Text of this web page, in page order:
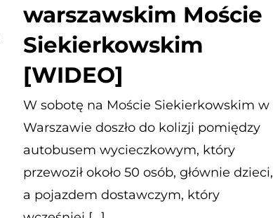
warszawskim Moście
Siekierkowskim
[WIDEO]
W sobotę na Moście Siekierkowskim w
Warszawie doszło do kolizji pomiędzy
autobusem wycieczkowym, który
przewoził około 50 osób, głównie dzieci,
a pojazdem dostawczym, który